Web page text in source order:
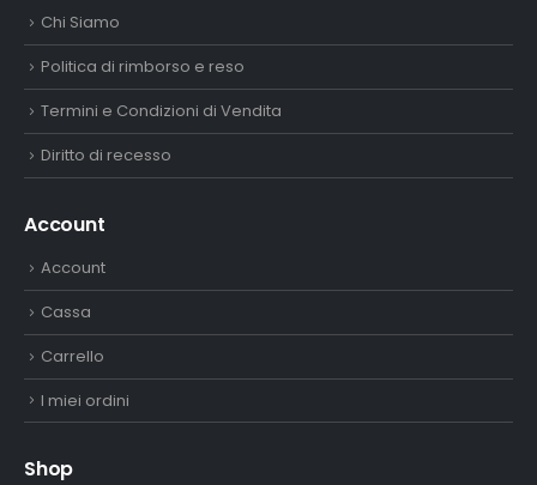
Chi Siamo
Politica di rimborso e reso
Termini e Condizioni di Vendita
Diritto di recesso
Account
Account
Cassa
Carrello
I miei ordini
Shop